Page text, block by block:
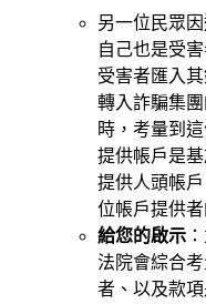
另一位民眾
自己也是受
受害者匯入
轉入詐騙集
時，考量到
提供帳戶是
提供人頭帳
位帳戶提供
給您的啟示
法院會綜合
者、以及款